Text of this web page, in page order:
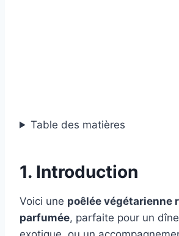
Table des matières
1. Introduction
Voici une poêlée végétarienne
parfumée, parfaite pour un